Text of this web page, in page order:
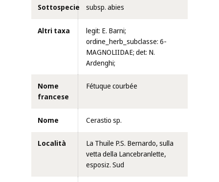
Sottospecie subsp. abies
Altri taxa
legit: E. Barni;
ordine_herb_subclasse: 6-
MAGNOLIIDAE; det: N.
Ardenghi;
Nome
francese
Fétuque courbée
Nome Cerastio sp.
Località
La Thuile P.S. Bernardo, sulla
vetta della Lancebranlette,
esposiz. Sud